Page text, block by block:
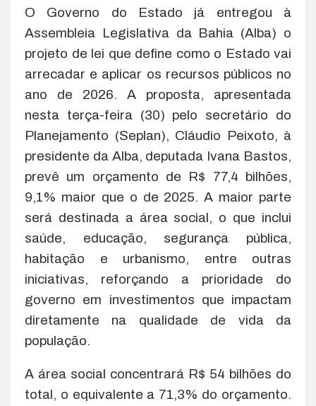
O Governo do Estado já entregou à
Assembleia Legislativa da Bahia (Alba) o
projeto de lei que define como o Estado vai
arrecadar e aplicar os recursos públicos no
ano de 2026. A proposta, apresentada
nesta terça-feira (30) pelo secretário do
Planejamento (Seplan), Cláudio Peixoto, à
presidente da Alba, deputada Ivana Bastos,
prevê um orçamento de R$ 77,4 bilhões,
9,1% maior que o de 2025. A maior parte
será destinada a área social, o que inclui
saúde, educação, segurança pública,
habitação e urbanismo, entre outras
iniciativas, reforçando a prioridade do
governo em investimentos que impactam
diretamente na qualidade de vida da
população.
A área social concentrará R$ 54 bilhões do
total, o equivalente a 71,3% do orçamento.